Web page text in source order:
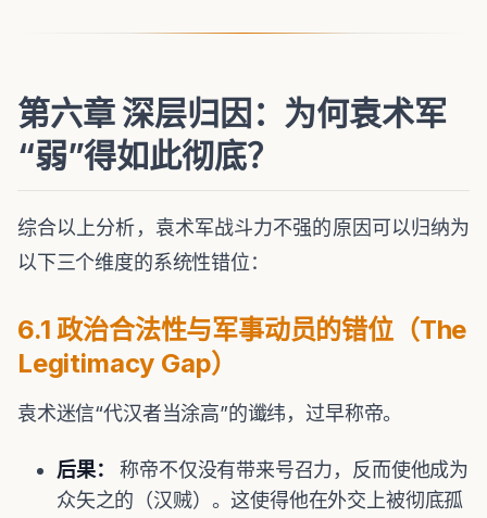
第六章 深层归因：为何袁术军
“弱”得如此彻底？
综合以上分析，袁术军战斗力不强的原因可以归纳为
以下三个维度的系统性错位：
6.1 政治合法性与军事动员的错位（The
Legitimacy Gap）
袁术迷信“代汉者当涂高”的谶纬，过早称帝。
后果：
称帝不仅没有带来号召力，反而使他成为
众矢之的（汉贼）。这使得他在外交上被彻底孤